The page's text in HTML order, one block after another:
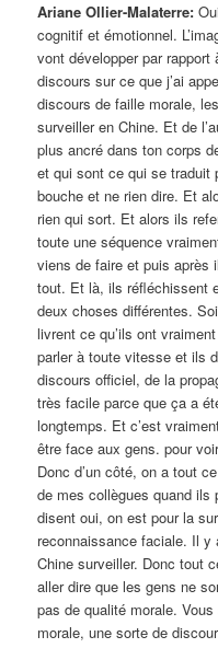
Ariane Ollier-Malaterre:
cognitif et émotionnel.
vont développer par
discours sur ce que j’ai
discours de faille morale,
surveiller en Chine. Et de
plus ancré dans ton corps
et qui sont ce qui se traduit
bouche et ne rien dire. Et
rien qui sort. Et alors ils
toute une séquence
viens de faire et puis
tout. Et là, ils réfléchissent
deux choses différentes.
livrent ce qu’ils ont
parler à toute vitesse et ils
discours officiel, de la
très facile parce que ça a
longtemps. Et c’est
être face aux gens. pour
Donc d’un côté, on a tout
de mes collègues quand ils
disent oui, on est pour la
reconnaissance faciale. Il
Chine surveiller. Donc tout
aller dire que les gens ne
pas de qualité morale.
morale, une sorte de